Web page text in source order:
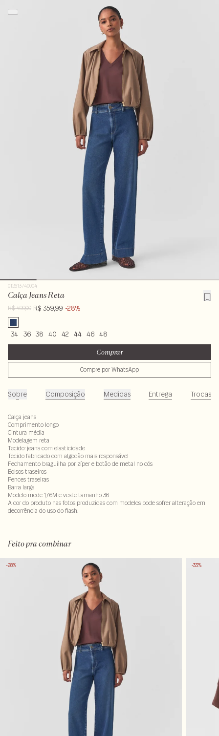
012613740004
Calça Jeans Reta
R$ 499,00 R$ 359,99 -28%
34 36 38 40 42 44 46 48
Comprar
Compre por WhatsApp
Sobre Composição Medidas Entrega Trocas
Calça jeans
Comprimento longo
Cintura média
Modelagem reta
Tecido: jeans com elasticidade
Tecido fabricado com algodão mais responsável
Fechamento braguilha por zíper e botão de metal no cós
Bolsos traseiros
Pences traseiras
Barra larga
Modelo mede 1,76M e veste tamanho 36
A cor do produto nas fotos produzidas com modelos pode sofrer alteração em
decorrência do uso do flash.
Feito pra combinar
-28% -33%